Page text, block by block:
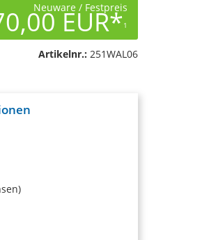
Neuware / Festpreis
EUR*1
Artikelnr.: 251WAL06